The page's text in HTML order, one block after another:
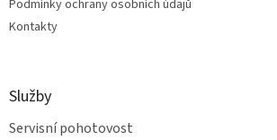
Podmínky ochrany osobních údajů
Kontakty
Služby
Servisní pohotovost